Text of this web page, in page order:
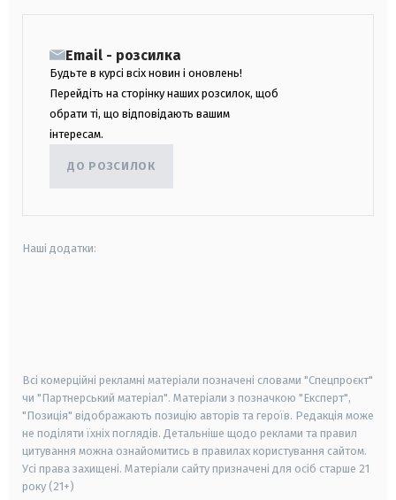
Email - розсилка
Будьте в курсі всіх новин і оновлень!
Перейдіть на сторінку наших розсилок, щоб
обрати ті, що відповідають вашим
інтересам.
ДО РОЗСИЛОК
Наші додатки:
Всі комерційні рекламні матеріали позначені словами "Спецпроєкт"
чи "Партнерський матеріал". Матеріали з позначкою "Експерт",
"Позиція" відображають позицію авторів та героїв. Редакція може
не поділяти їхніх поглядів. Детальніше щодо реклами та правил
цитування можна ознайомитись в правилах користування сайтом.
Усі права захищені. Матеріали сайту призначені для осіб старше 21
року (21+)